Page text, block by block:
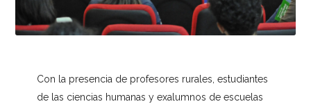
Con la presencia de profesores rurales, estudiantes
de las ciencias humanas y exalumnos de escuelas